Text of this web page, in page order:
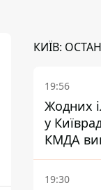
КИЇВ:
19:56
Жодних
у
КМДА
19:30